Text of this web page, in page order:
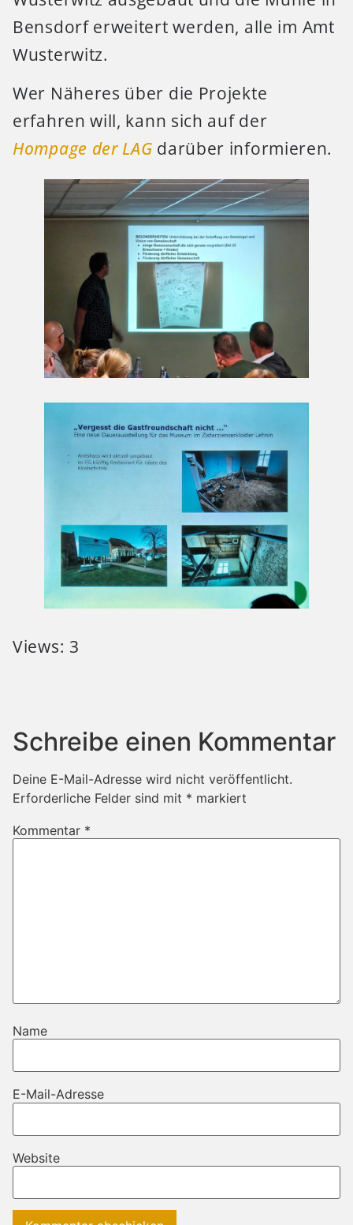
Bensdorf erweitert werden, alle im Amt
Wusterwitz.
Wer Näheres über die Projekte
erfahren will, kann sich auf der
Hompage der LAG darüber informieren.
Views: 3
Schreibe einen Kommentar
Deine E-Mail-Adresse wird nicht veröffentlicht.
Erforderliche Felder sind mit * markiert
Kommentar *
Name
E-Mail-Adresse
Website